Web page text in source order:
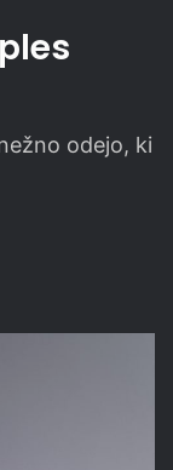
odejo, ki